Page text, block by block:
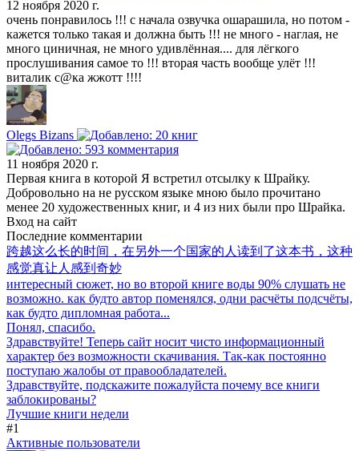
12 ноября 2020 г.
очень понравилось !!! с начала озвучка ошарашила, но потом -
кажется только такая и должна быть !!! не много - наглая, не
много циничная, не много удивлённая.... для лёгкого
прослушивания самое то !!! вторая часть вообще улёт !!!
виталик с@ка жжотт !!!!
Olegs Bizans
11 ноября 2020 г.
Первая книга в которой Я встретил отсылку к Шрайку.
Добровольно на не русском языке мною было прочитано
менее 20 художественных книг, и 4 из них были про Шрайка.
Вход на сайт
Последние комментарии
跨越这么长的时间，在另外一个国家的人读到了这本书，这种
感觉真让人感到奇妙
интересный сюжет, но во второй книге воды 90% слушать не
возможно. как будто автор поменялся, одни расчёты подсчёты,
как будто дипломная работа...
Понял, спасибо.
Здравствуйте! Теперь сайт носит чисто информационный
характер без возможности скачивания. Так-как постоянно
поступаю жалобы от правообладателей.
Здравствуйте, подскажите пожалуйста почему все книги
заблокированы?
Лучшие книги недели
#1
Активные пользователи